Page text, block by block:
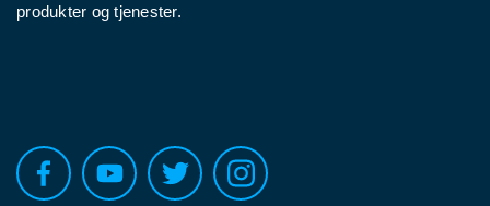
produkter og tjenester.